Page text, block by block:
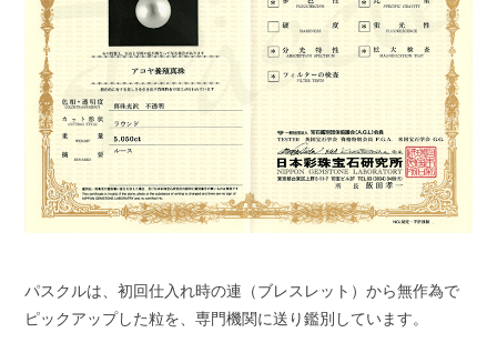
パスクルは、初回仕入れ時の連（ブレスレット）から無作為で
ピックアップした粒を、専門機関に送り鑑別しています。